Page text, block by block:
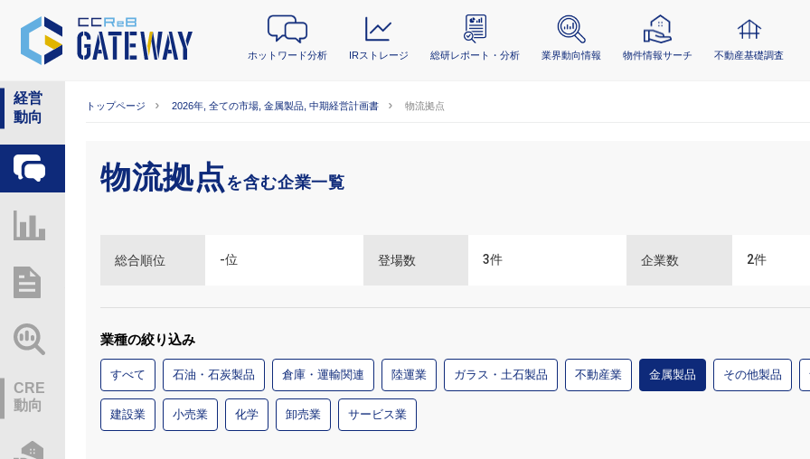
ホットワード分析 IRストレージ 総研レポート・分析 業界動向情報 物件情報サーチ 不動産基礎調査
経営
動向
ホットワード分析
業界動向情報
CRE
動向
トップページ 2026年, 全ての市場, 金属製品, 中期経営計画書 物流拠点
物流拠点 を含む企業一覧
総合順位 -位 登場数 3件 企業数 2件
業種の絞り込み
すべて 石油・石炭製品 倉庫・運輸関連 陸運業 ガラス・土石製品 不動産業 金属製品 その他製品
建設業 小売業 化学 卸売業 サービス業